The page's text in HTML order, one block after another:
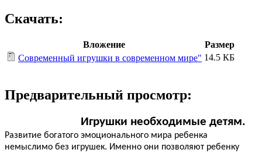
Скачать:
Вложение
Размер
Современный игрушки в современном мире" 14.5 КБ
Предварительный просмотр:
Игрушки необходимые детям.
Развитие богатого эмоционального мира ребенка
немыслимо без игрушек. Именно они позволяют ребенку